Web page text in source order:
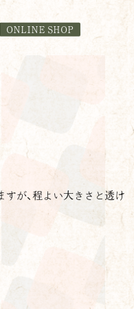
ONLINE SHOP
が、程よい大きさと透け